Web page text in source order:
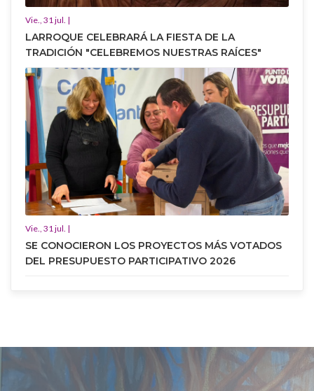
Vie., 31 jul. |
LARROQUE CELEBRARÁ LA FIESTA DE LA
TRADICIÓN "CELEBREMOS NUESTRAS RAÍCES"
Vie., 31 jul. |
SE CONOCIERON LOS PROYECTOS MÁS VOTADOS
DEL PRESUPUESTO PARTICIPATIVO 2026